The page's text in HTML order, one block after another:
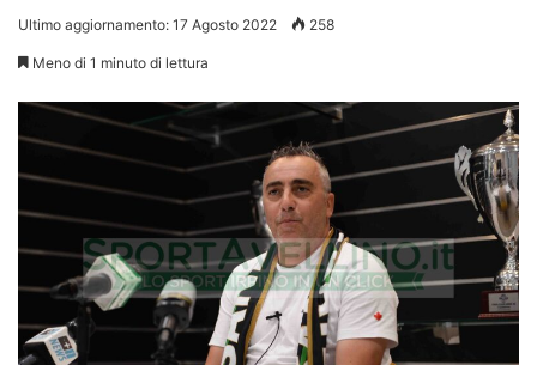
Ultimo aggiornamento: 17 Agosto 2022 258
Meno di 1 minuto di lettura